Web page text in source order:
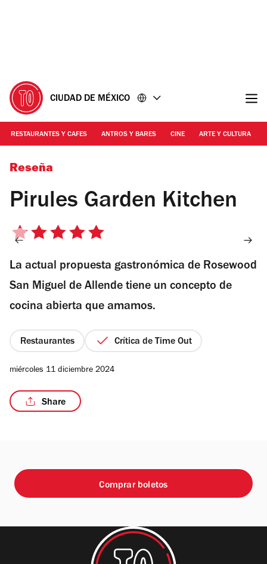
CIUDAD DE MÉXICO
RESTAURANTES Y CAFES ANTROS Y BARES CINE ARTE Y CULTURA
Fotografía: Cortesía de la distribuidora.
Reseña
Pirules Garden Kitchen
5
5
estrellas
La actual propuesta gastronómica de Rosewood
San Miguel de Allende tiene un concepto de
cocina abierta que amamos.
Restaurantes Crítica de Time Out
miércoles 11 diciembre 2024
Share
Comprar boletos